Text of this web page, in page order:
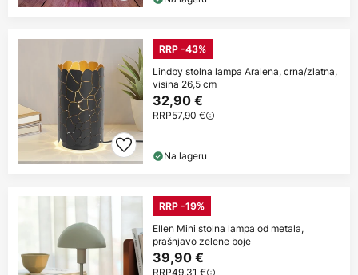
RRP -43%
Lindby stolna lampa Aralena, crna/zlatna,
visina 26,5 cm
32,90 €
RRP57,90 €
Na lageru
RRP -19%
Ellen Mini stolna lampa od metala,
prašnjavo zelene boje
39,90 €
RRP49,31 €